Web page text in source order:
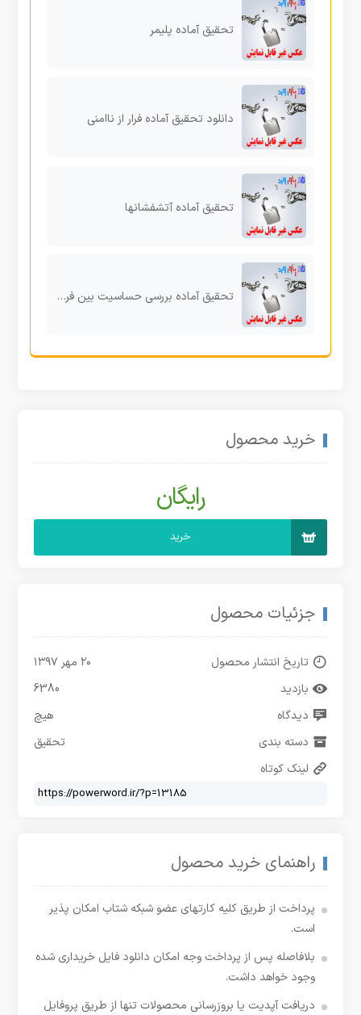
تحقیق آماده پلیمر
دانلود تحقیق آماده فرار از ناامنی
تحقیق آماده آتشفشانها
تحقیق آماده بررسی حساسیت بین فرهنگی مهاجران افغانی وایرانیان نسبت به یکدیگر
خرید محصول
رایگان
خرید
جزئیات محصول
تاریخ انتشار محصول
۲۰ مهر ۱۳۹۷
بازدید
6380
دیدگاه
هیچ
دسته بندی
تحقیق
لینک کوتاه
راهنمای خرید محصول
پرداخت از طریق کلیه کارتهای عضو شبکه شتاب امکان پذیر
است.
بلافاصله پس از پرداخت وجه امکان دانلود فایل خریداری شده
وجود خواهد داشت.
دریافت آپدیت یا بروزرسانی محصولات تنها از طریق پروفایل